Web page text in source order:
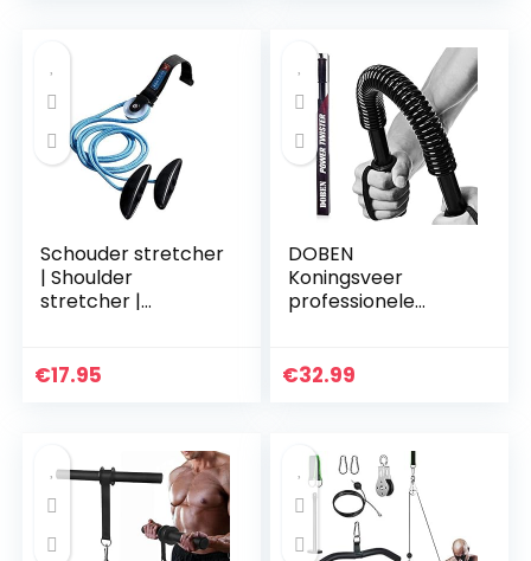
Schouder stretcher
| Shoulder
stretcher |
mobiliteit en
€17.95
DOBEN
Koningsveer
professionele
fitness 20 kg, 30 kg,
€32.99